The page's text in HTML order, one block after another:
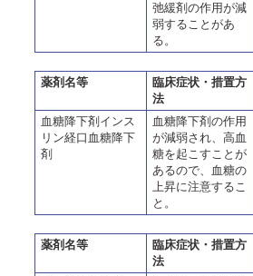
弛緩剤の作用が減
弱することがあ
る。
薬剤名等
臨床症状・措置方
法
血糖降下剤インス
リン経口血糖降下
剤
血糖降下剤の作用
が減弱され、高血
糖を起こすことが
あるので、血糖の
上昇に注意するこ
と。
薬剤名等
臨床症状・措置方
法